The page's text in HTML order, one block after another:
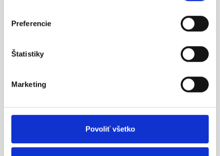
Preferencie
Štatistiky
Marketing
Povoliť všetko
Brigády - najväčšia ponuka na pozícii
objektu ručne kontrolujeme a overujeme.
ponuky. Najväčší počet brigád nájdeš na
Fajn-brigady.sk po celej SR. Získaj fajn
brigádu čo najskôr aj ty!